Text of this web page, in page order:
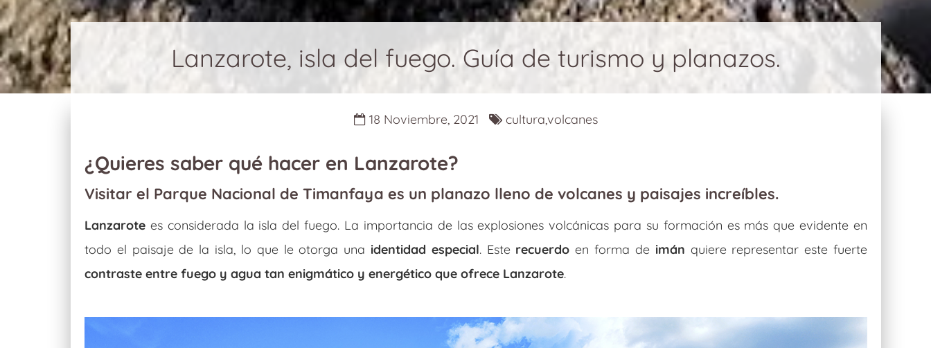
Lanzarote, isla del fuego. Guía de turismo y planazos.
18 Noviembre, 2021 cultura,volcanes
¿Quieres saber qué hacer en Lanzarote?
Visitar el Parque Nacional de Timanfaya es un planazo lleno de volcanes y paisajes increíbles.
Lanzarote es considerada la isla del fuego. La importancia de las explosiones volcánicas para su formación es más que evidente en
todo el paisaje de la isla, lo que le otorga una identidad especial. Este recuerdoen forma de imán quiere representar este fuerte
contraste entre fuego y agua tan enigmático y energético que ofrece Lanzarote.